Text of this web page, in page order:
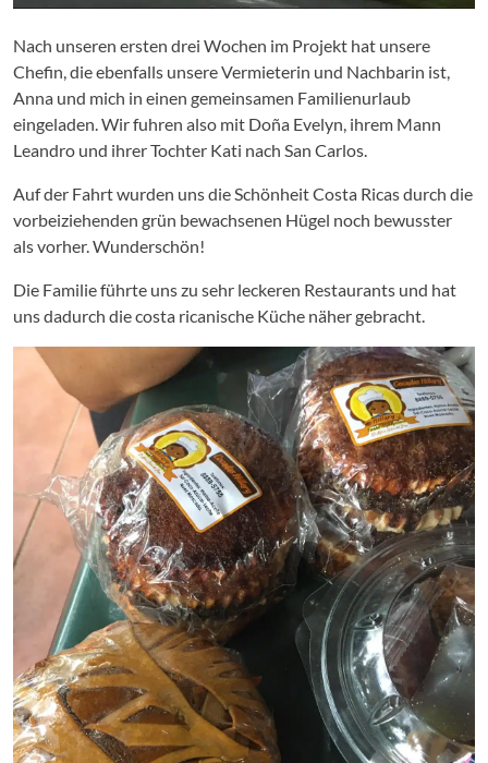
Nach unseren ersten drei Wochen im Projekt hat unsere
Chefin, die ebenfalls unsere Vermieterin und Nachbarin ist,
Anna und mich in einen gemeinsamen Familienurlaub
eingeladen. Wir fuhren also mit Doña Evelyn, ihrem Mann
Leandro und ihrer Tochter Kati nach San Carlos.
Auf der Fahrt wurden uns die Schönheit Costa Ricas durch die
vorbeiziehenden grün bewachsenen Hügel noch bewusster
als vorher. Wunderschön!
Die Familie führte uns zu sehr leckeren Restaurants und hat
uns dadurch die costa ricanische Küche näher gebracht.